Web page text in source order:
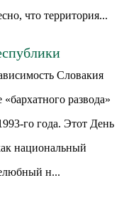
что территория...
Словакия
«бархатного развода»
го года. Этот День
национальный
н...